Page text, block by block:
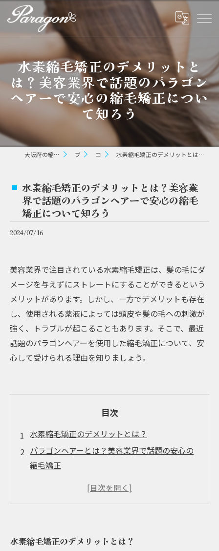
水素縮毛矯正のデメリットと
は？美容業界で話題のパラゴン
ヘアーで安心の縮毛矯正につい
て知ろう
大阪府の縮毛矯正ならパラゴン ヘアー ブログ コラム 水素縮毛矯正のデメリットとは？美容業界で話題のパラゴンヘアーで安心の縮毛矯正について知ろう
水素縮毛矯正のデメリットとは？美容業
界で話題のパラゴンヘアーで安心の縮毛
矯正について知ろう
2024/07/16
美容業界で注目されている水素縮毛矯正は、髪の毛にダ
メージを与えずにストレートにすることができるという
メリットがあります。しかし、一方でデメリットも存在
し、使用される薬液によっては頭皮や髪の毛への刺激が
強く、トラブルが起こることもあります。そこで、最近
話題のパラゴンヘアーを使用した縮毛矯正について、安
心して受けられる理由を知りましょう。
目次
水素縮毛矯正のデメリットとは？
パラゴンヘアーとは？美容業界で話題の安心の
縮毛矯正
水素縮毛矯正のやり方とは？
水素縮毛矯正のデメリットとは？